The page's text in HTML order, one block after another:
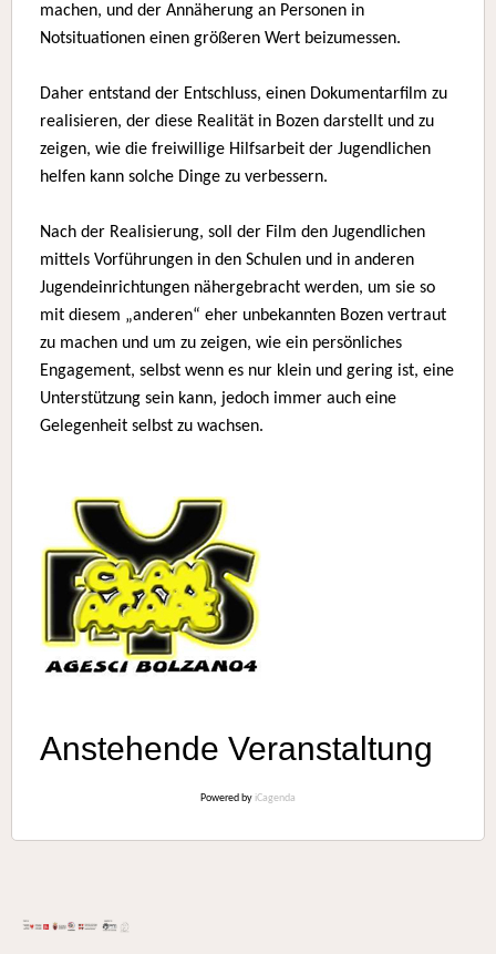
machen, und der Annäherung an Personen in
Notsituationen einen größeren Wert beizumessen.
Daher entstand der Entschluss, einen Dokumentarfilm zu
realisieren, der diese Realität in Bozen darstellt und zu
zeigen, wie die freiwillige Hilfsarbeit der Jugendlichen
helfen kann solche Dinge zu verbessern.
Nach der Realisierung, soll der Film den Jugendlichen
mittels Vorführungen in den Schulen und in anderen
Jugendeinrichtungen nähergebracht werden, um sie so
mit diesem „anderen“ eher unbekannten Bozen vertraut
zu machen und um zu zeigen, wie ein persönliches
Engagement, selbst wenn es nur klein und gering ist, eine
Unterstützung sein kann, jedoch immer auch eine
Gelegenheit selbst zu wachsen.
Anstehende Veranstaltung
Powered by iCagenda